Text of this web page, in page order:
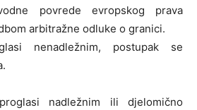
povrede evropskog prava
arbitražne odluke o granici.
nenadležnim, postupak se
nadležnim ili djelomično